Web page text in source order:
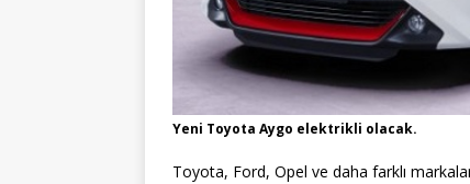
Yeni Toyota Aygo elektrikli olacak.
Toyota, Ford, Opel ve daha farklı